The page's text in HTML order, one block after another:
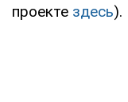
проекте здесь).